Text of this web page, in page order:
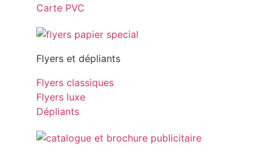
Carte PVC
Flyers et dépliants
Flyers classiques
Flyers luxe
Dépliants